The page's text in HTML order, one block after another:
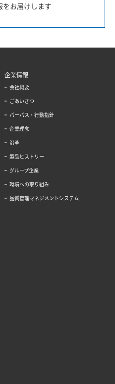
をお届けします
企業情報
会社概要
ごあいさつ
パーパス・行動指針
企業理念
沿革
製品ヒストリー
グループ企業
環境への取り組み
品質管理マネジメントシステム